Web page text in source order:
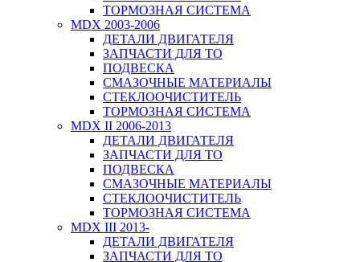
ТОРМОЗНАЯ СИСТЕМА
MDX 2003-2006
ДЕТАЛИ ДВИГАТЕЛЯ
ЗАПЧАСТИ ДЛЯ ТО
ПОДВЕСКА
СМАЗОЧНЫЕ МАТЕРИАЛЫ
СТЕКЛООЧИСТИТЕЛЬ
ТОРМОЗНАЯ СИСТЕМА
MDX II 2006-2013
ДЕТАЛИ ДВИГАТЕЛЯ
ЗАПЧАСТИ ДЛЯ ТО
ПОДВЕСКА
СМАЗОЧНЫЕ МАТЕРИАЛЫ
СТЕКЛООЧИСТИТЕЛЬ
ТОРМОЗНАЯ СИСТЕМА
MDX III 2013-
ДЕТАЛИ ДВИГАТЕЛЯ
ЗАПЧАСТИ ДЛЯ ТО